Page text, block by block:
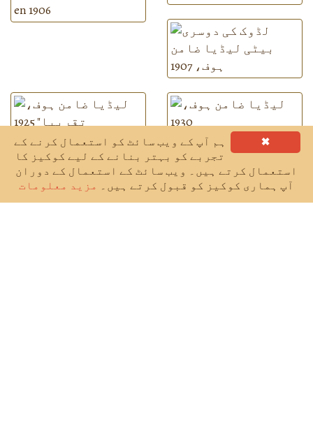
✖
ہم آپ کے ویب سائٹ کو استعمال کرنے کے
تجربے کو بہتر بنانے کے لیے کوکیز کا
استعمال کرتے ہیں۔ ویب سائٹ کے استعمال کے دوران
آپ ہماری کوکیز کو قبول کرتے ہیں۔ مزید معلومات